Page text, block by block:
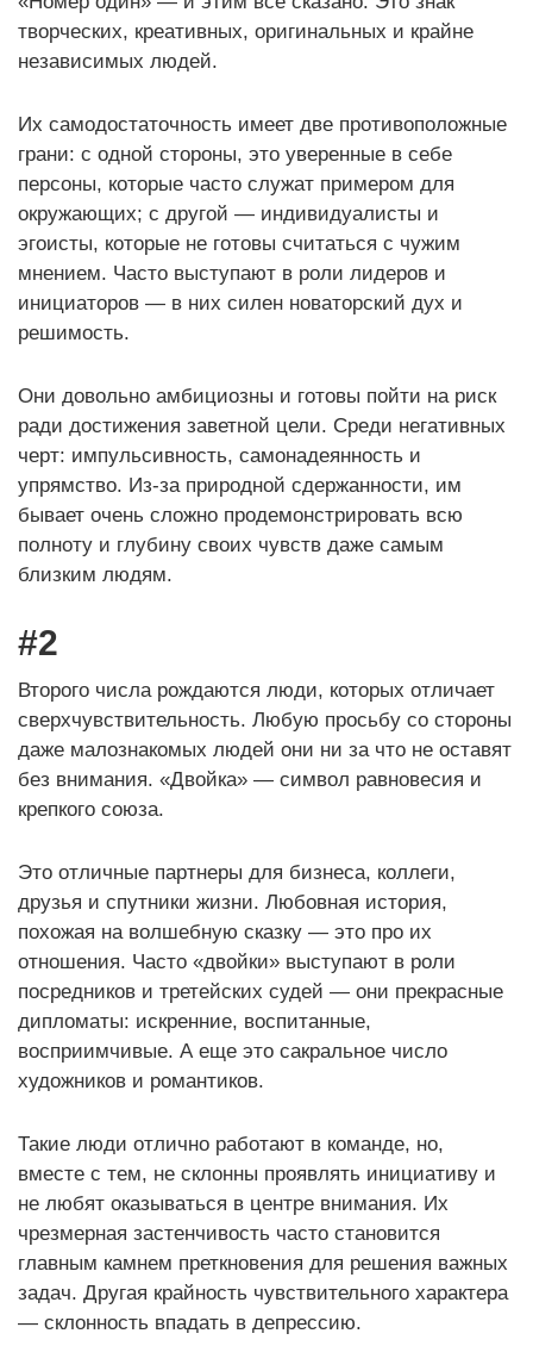
творческих, креативных, оригинальных и крайне
независимых людей.
Их самодостаточность имеет две противоположные
грани: с одной стороны, это уверенные в себе
персоны, которые часто служат примером для
окружающих; с другой — индивидуалисты и
эгоисты, которые не готовы считаться с чужим
мнением. Часто выступают в роли лидеров и
инициаторов — в них силен новаторский дух и
решимость.
Они довольно амбициозны и готовы пойти на риск
ради достижения заветной цели. Среди негативных
черт: импульсивность, самонадеянность и
упрямство. Из-за природной сдержанности, им
бывает очень сложно продемонстрировать всю
полноту и глубину своих чувств даже самым
близким людям.
#2
Второго числа рождаются люди, которых отличает
сверхчувствительность. Любую просьбу со стороны
даже малознакомых людей они ни за что не оставят
без внимания. «Двойка» — символ равновесия и
крепкого союза.
Это отличные партнеры для бизнеса, коллеги,
друзья и спутники жизни. Любовная история,
похожая на волшебную сказку — это про их
отношения. Часто «двойки» выступают в роли
посредников и третейских судей — они прекрасные
дипломаты: искренние, воспитанные,
восприимчивые. А еще это сакральное число
художников и романтиков.
Такие люди отлично работают в команде, но,
вместе с тем, не склонны проявлять инициативу и
не любят оказываться в центре внимания. Их
чрезмерная застенчивость часто становится
главным камнем преткновения для решения важных
задач. Другая крайность чувствительного характера
— склонность впадать в депрессию.